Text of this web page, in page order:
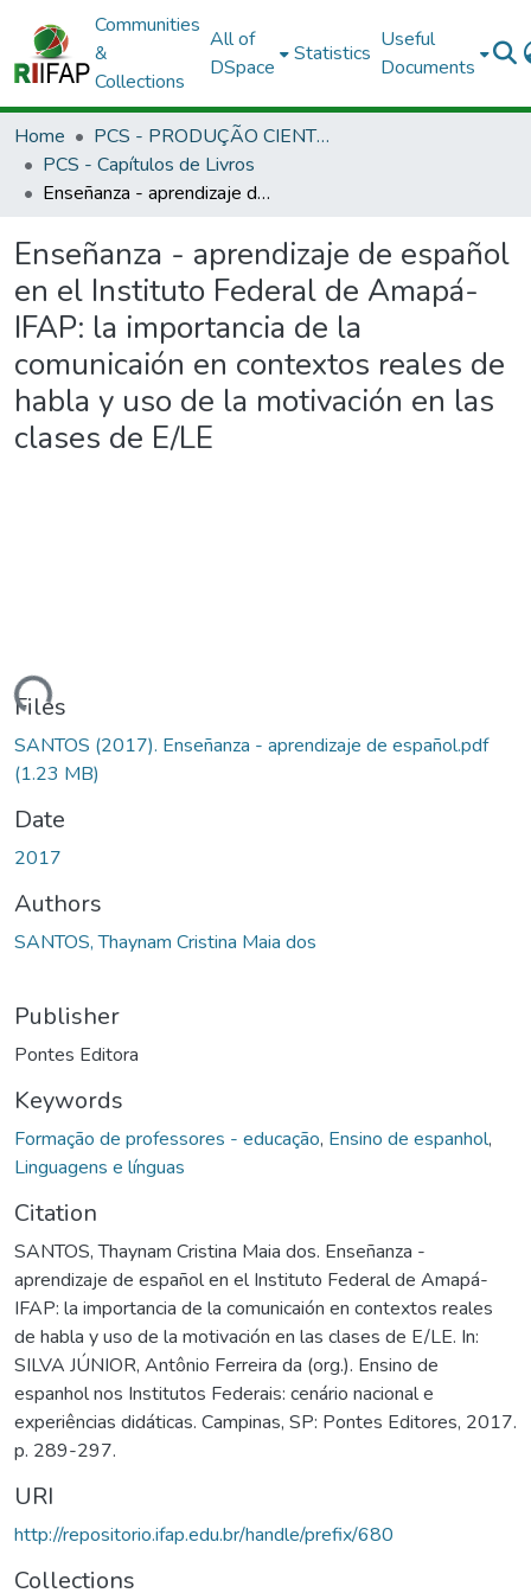
Communities
&
Collections
All of
DSpace
Statistics
Useful
Documents
Home
PCS - PRODUÇÃO CIENTÍFICA DOS SERVIDORES
PCS - Capítulos de Livros
Enseñanza - aprendizaje de español en el Instituto Federal de Amapá- IFAP: la importancia de la comunicaión en contextos reales de habla y uso de la motivación en las clases de E/LE
Enseñanza - aprendizaje de español
en el Instituto Federal de Amapá-
IFAP: la importancia de la
comunicaión en contextos reales de
habla y uso de la motivación en las
clases de E/LE
Files
SANTOS (2017). Enseñanza - aprendizaje de español.pdf
(1.23 MB)
Date
2017
Authors
SANTOS, Thaynam Cristina Maia dos
Publisher
Pontes Editora
Keywords
Formação de professores - educação, Ensino de espanhol,
Linguagens e línguas
Citation
SANTOS, Thaynam Cristina Maia dos. Enseñanza -
aprendizaje de español en el Instituto Federal de Amapá-
IFAP: la importancia de la comunicaión en contextos reales
de habla y uso de la motivación en las clases de E/LE. In:
SILVA JÚNIOR, Antônio Ferreira da (org.). Ensino de
espanhol nos Institutos Federais: cenário nacional e
experiências didáticas. Campinas, SP: Pontes Editores, 2017.
p. 289-297.
URI
http://repositorio.ifap.edu.br/handle/prefix/680
Collections